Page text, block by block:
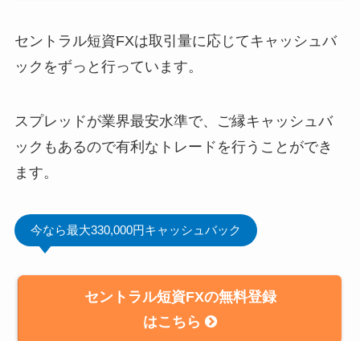
セントラル短資FXは取引量に応じてキャッシュバ
ックをずっと行っています。
スプレッドが業界最安水準で、ご縁キャッシュバ
ックもあるので有利なトレードを行うことができ
ます。
今なら最大330,000円キャッシュバック
セントラル短資FXの無料登録
はこちら